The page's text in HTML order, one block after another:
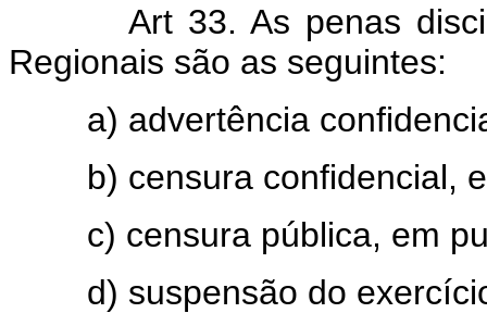
Art 33. As penas
Regionais são as seguintes:
a) advertência
b) censura confidencial,
c) censura pública, em
d) suspensão do